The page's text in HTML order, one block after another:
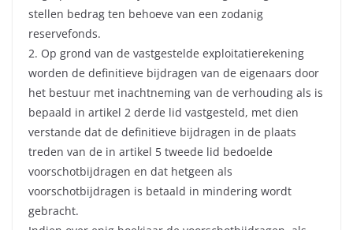
stellen bedrag ten behoeve van een zodanig
reservefonds.
2. Op grond van de vastgestelde exploitatierekening
worden de definitieve bijdragen van de eigenaars door
het bestuur met inachtneming van de verhouding als is
bepaald in artikel 2 derde lid vastgesteld, met dien
verstande dat de definitieve bijdragen in de plaats
treden van de in artikel 5 tweede lid bedoelde
voorschotbijdragen en dat hetgeen als
voorschotbijdragen is betaald in mindering wordt
gebracht.